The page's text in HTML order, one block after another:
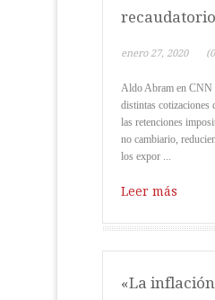
enero 27, 2020
Aldo Abram en CNN
distintas cotizaciones
las retenciones
no cambiario,
los expor ...
Leer más
«La